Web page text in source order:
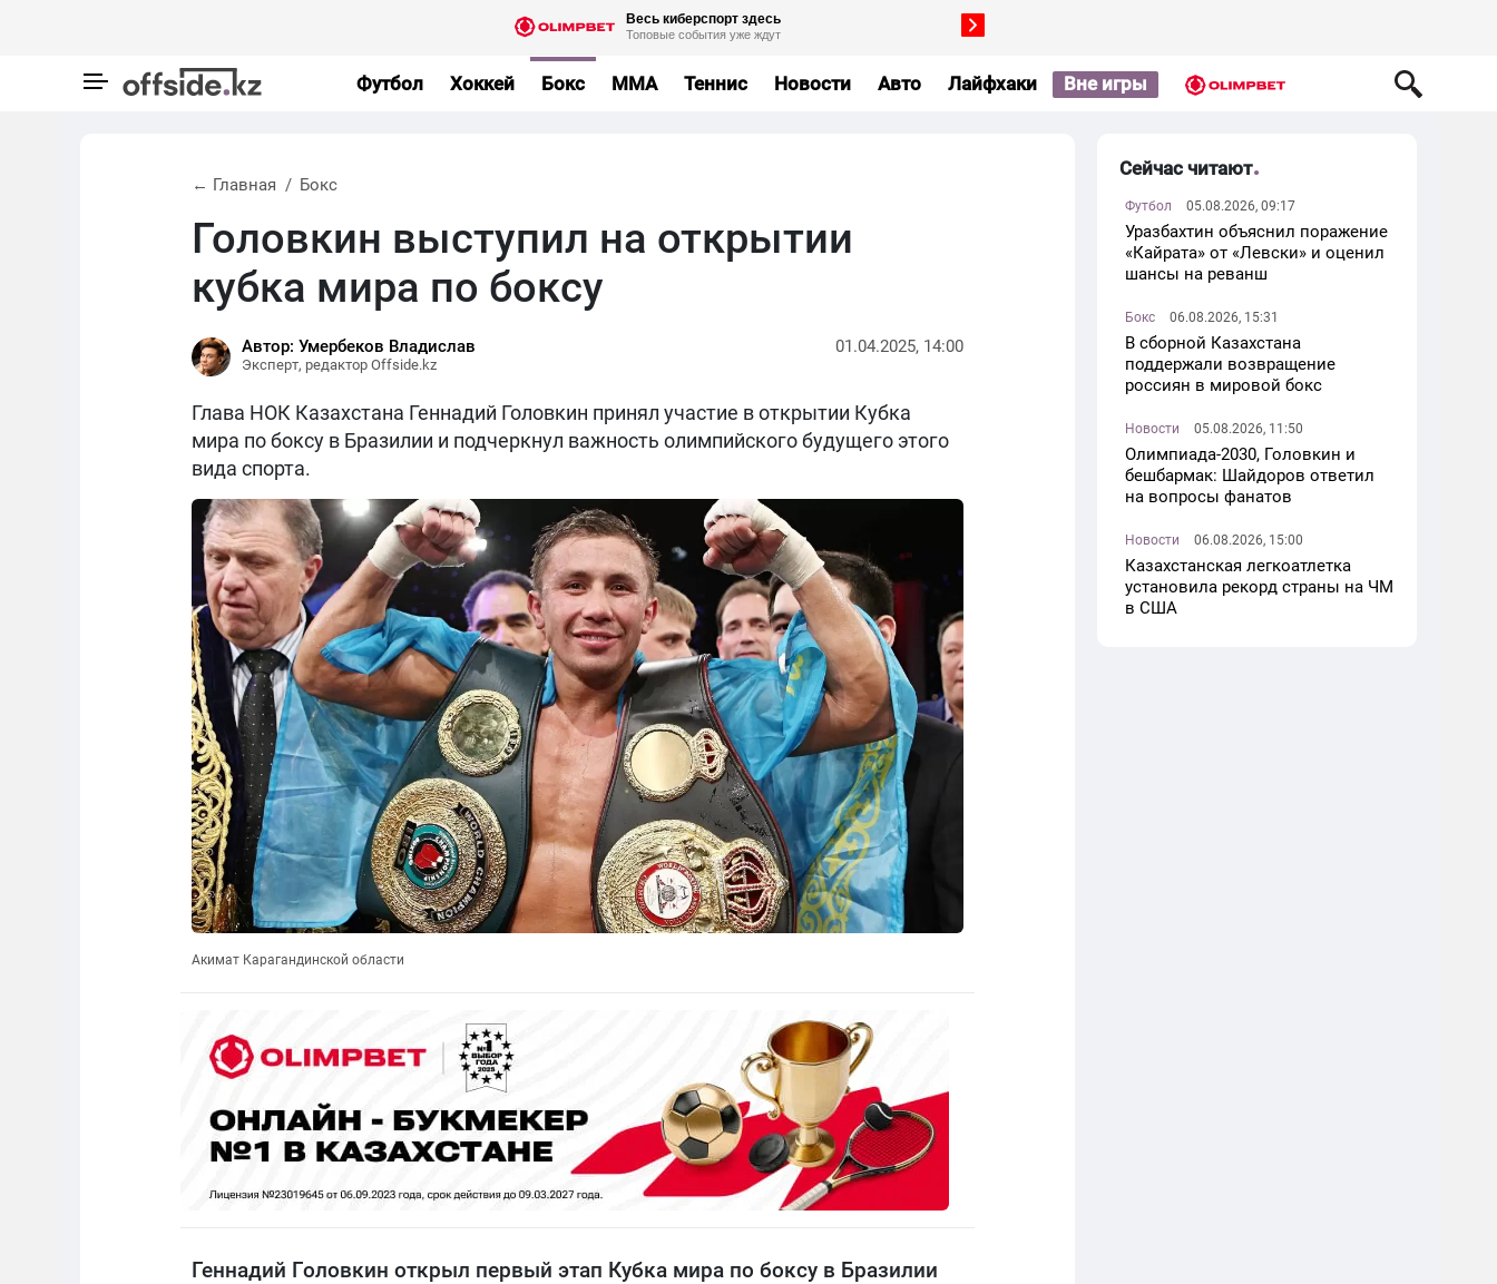
Футбол Хоккей Бокс MMA Теннис Новости Авто Лайфхаки Вне игры
← Главная Бокс
Головкин выступил на открытии
кубка мира по боксу
Автор: Умербеков Владислав
Эксперт, редактор Offside.kz
01.04.2025, 14:00
Глава НОК Казахстана Геннадий Головкин принял участие в открытии Кубка
мира по боксу в Бразилии и подчеркнул важность олимпийского будущего этого
вида спорта.
Акимат Карагандинской области
Геннадий Головкин открыл первый этап Кубка мира по боксу в Бразилии
Сейчас читают
Футбол 05.08.2026, 09:17
Уразбахтин объяснил поражение
«Кайрата» от «Левски» и оценил
шансы на реванш
Бокс 06.08.2026, 15:31
В сборной Казахстана
поддержали возвращение
россиян в мировой бокс
Новости 05.08.2026, 11:50
Олимпиада-2030, Головкин и
бешбармак: Шайдоров ответил
на вопросы фанатов
Новости 06.08.2026, 15:00
Казахстанская легкоатлетка
установила рекорд страны на ЧМ
в США